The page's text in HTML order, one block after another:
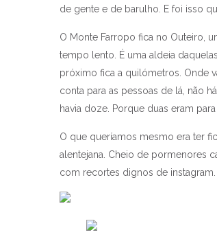
de gente e de barulho. E foi isso
O Monte Farropo fica no Outeiro,
tempo lento. É uma aldeia
próximo fica a quilómetros. Onde
conta para as pessoas de lá, não
havia doze. Porque duas eram
O que queríamos mesmo era ter
alentejana. Cheio de pormenores
com recortes dignos de instagram.